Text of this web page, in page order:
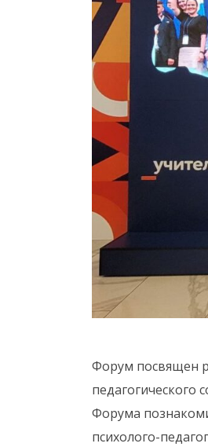
Форум посвящен
педагогического
Форума
психолого-